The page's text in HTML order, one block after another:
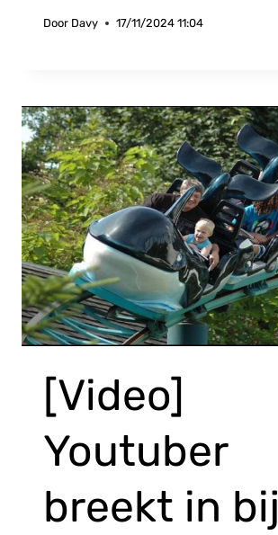
Door Davy 17/11/2024 11:04
[Video]
Youtuber
breekt in bij